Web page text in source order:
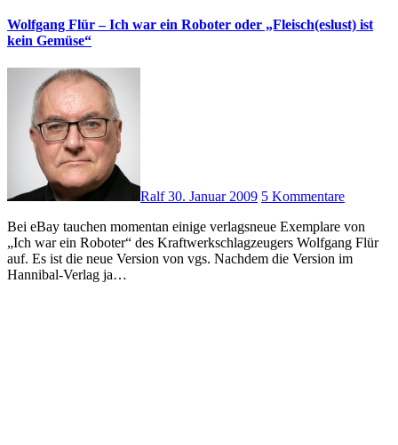
Wolfgang Flür – Ich war ein Roboter oder „Fleisch(eslust) ist
kein Gemüse“
Ralf30. Januar 2009 5 Kommentare
Bei eBay tauchen momentan einige verlagsneue Exemplare von
„Ich war ein Roboter“ des Kraftwerkschlagzeugers Wolfgang Flür
auf. Es ist die neue Version von vgs. Nachdem die Version im
Hannibal-Verlag ja…